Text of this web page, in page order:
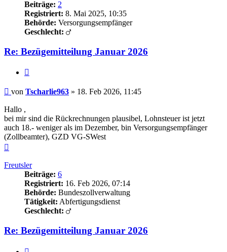
Beiträge: 2
Registriert: 8. Mai 2025, 10:35
Behörde: Versorgungsempfänger
Geschlecht:
Re: Bezügemitteilung Januar 2026
Beitrag
von Tscharlie963 » 18. Feb 2026, 11:45
Hallo ,
bei mir sind die Rückrechnungen plausibel, Lohnsteuer ist jetzt
auch 18.- weniger als im Dezember, bin Versorgungsempfänger
(Zollbeamter), GZD VG-SWest
Freutsler
Beiträge: 6
Registriert: 16. Feb 2026, 07:14
Behörde: Bundeszollverwaltung
Tätigkeit: Abfertigungsdienst
Geschlecht:
Re: Bezügemitteilung Januar 2026